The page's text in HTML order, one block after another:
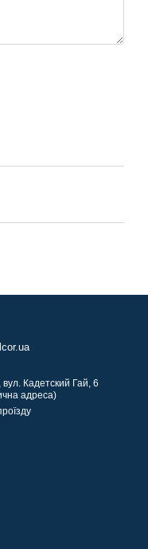
вул. Кадетский Гай, 6
адреса)